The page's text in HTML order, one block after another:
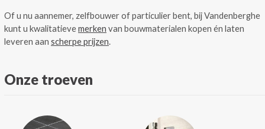
Of u nu aannemer, zelfbouwer of particulier bent, bij Vandenberghe
kunt u kwalitatievemerken van bouwmaterialen kopen én laten
leveren aan scherpe prijzen.
Onze troeven